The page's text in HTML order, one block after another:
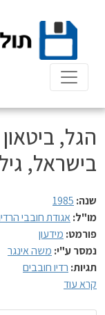
content
הגל,
בישראל,
שנה: 1985
מו"ל: אגודת חובבי
פורמט: מידעון
נמסר ע"י: משה אינגר
תגיות: רדיו חובבים
קרא עוד